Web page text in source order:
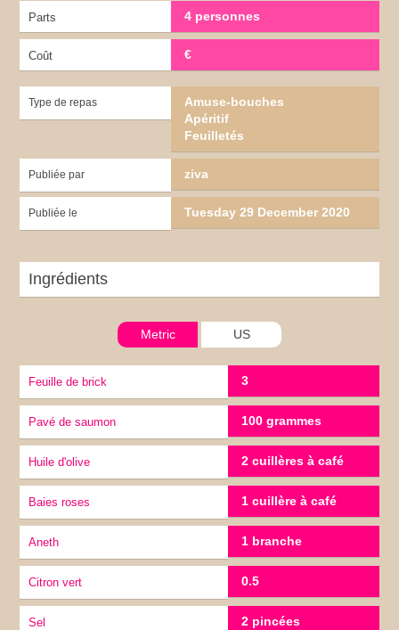
Parts 4 personnes
Coût €
Type de repas
Amuse-bouches
Apéritif
Feuilletés
Publiée par ziva
Publiée le Tuesday 29 December 2020
Ingrédients
Metric US
Feuille de brick 3
Pavé de saumon 100 grammes
Huile d'olive 2 cuillères à café
Baies roses 1 cuillère à café
Aneth 1 branche
Citron vert 0.5
sel 2 pincées